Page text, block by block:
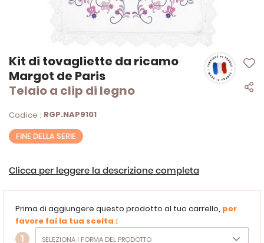
Kit di tovagliette da ricamo
Margot de Paris
Telaio a clip di legno
Codice : RGP.NAP9101
FINE DELLA SERIE
Clicca per leggere la descrizione completa
Prima di aggiungere questo prodotto al tuo carrello, per
favore fai la tua scelta :
1
Vai
all'inizio
della
galleria
immagini